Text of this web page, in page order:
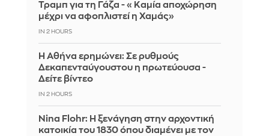
Τραμπ για τη Γάζα - «Καμία αποχώρηση
μέχρι να αφοπλιστεί η Χαμάς»
IN 2 HOURS
Η Αθήνα ερημώνει: Σε ρυθμούς
Δεκαπενταύγουστου η πρωτεύουσα -
Δείτε βίντεο
IN 2 HOURS
Nina Flohr: Η ξενάγηση στην αρχοντική
κατοικία του 1830 όπου διαμένει με τον